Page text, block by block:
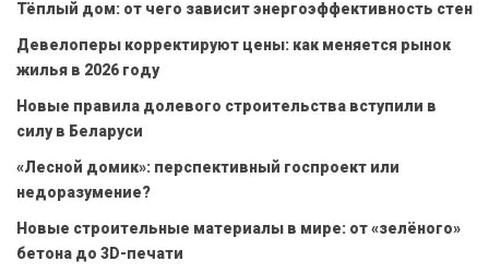
Тёплый дом: от чего зависит энергоэффективность стен
Девелоперы корректируют цены: как меняется рынок
жилья в 2026 году
Новые правила долевого строительства вступили в
силу в Беларуси
«Лесной домик»: перспективный госпроект или
недоразумение?
Новые строительные материалы в мире: от «зелёного»
бетона до 3D-печати